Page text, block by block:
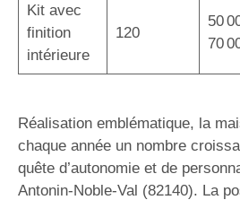
Kit avec
finition
intérieure
120
50
70
Réalisation emblématique, la
chaque année un nombre
quête d’autonomie et de
Antonin-Noble-Val (82140). La